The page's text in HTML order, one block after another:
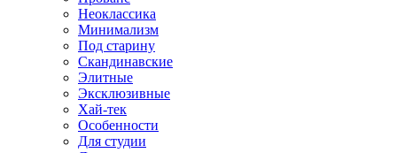
Неоклассика
Минимализм
Под старину
Скандинавские
Элитные
Эксклюзивные
Хай-тек
Особенности
Для студии